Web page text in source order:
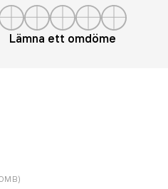
Lämna ett omdöme